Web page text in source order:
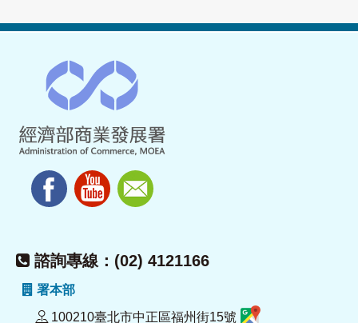
諮詢專線：(02) 4121166
署本部
100210臺北市中正區福州街15號